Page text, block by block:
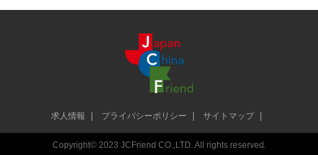
求人情報 プライバシーポリシー サイトマップ
Copyright© 2023 JCFriend CO.,LTD. All rights reserved.